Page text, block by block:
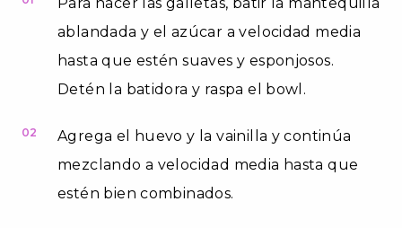
ablandada y el azúcar a velocidad media
hasta que estén suaves y esponjosos.
Detén la batidora y raspa el bowl.
02
Agrega el huevo y la vainilla y continúa
mezclando a velocidad media hasta que
estén bien combinados.